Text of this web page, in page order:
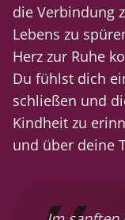
die Verbindung
Lebens zu
Herz zur Ruhe
Du fühlst dich
schließen und
Kindheit zu
und über deine